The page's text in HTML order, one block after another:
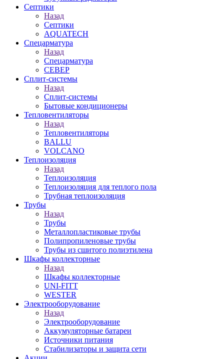
Септики
Назад
Септики
AQUATECH
Спецарматура
Назад
Спецарматура
СЕВЕР
Сплит-системы
Назад
Сплит-системы
Бытовые кондиционеры
Тепловентиляторы
Назад
Тепловентиляторы
BALLU
VOLCANO
Теплоизоляция
Назад
Теплоизоляция
Теплоизоляция для теплого пола
Трубная теплоизоляция
Трубы
Назад
Трубы
Металлопластиковые трубы
Полипропиленовые трубы
Трубы из сшитого полиэтилена
Шкафы коллекторные
Назад
Шкафы коллекторные
UNI-FITT
WESTER
Электрооборудование
Назад
Электрооборудование
Аккумуляторные батареи
Источники питания
Стабилизаторы и защита сети